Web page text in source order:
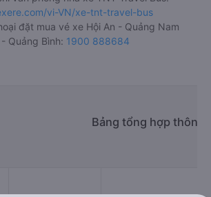
vi-VN/xe-tnt-travel-bus
đặt mua vé xe Hội An - Quảng Nam
Quảng Bình: 1900 888684
Bảng tổng hợp thông